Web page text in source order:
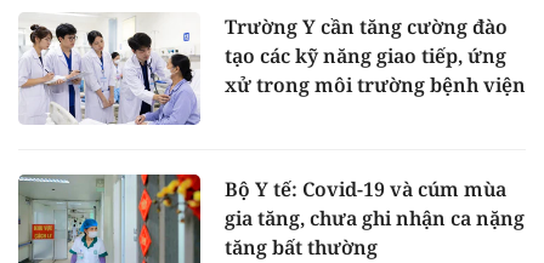
Trường Y cần tăng cường đào
tạo các kỹ năng giao tiếp, ứng
xử trong môi trường bệnh viện
Bộ Y tế: Covid-19 và cúm mùa
gia tăng, chưa ghi nhận ca nặng
tăng bất thường